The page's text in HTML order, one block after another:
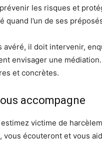
les risques et
quand l’un de ses
avéré, il doit intervenir,
envisager une
et concrètes.
accompagne
victime de
vous écouteront et vous